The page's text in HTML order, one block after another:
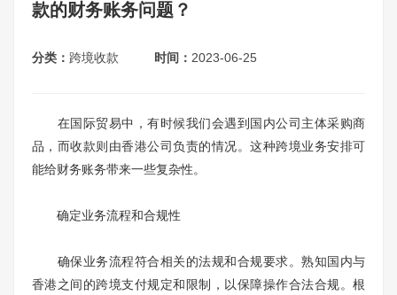
款的财务账务问题？
分类： 跨境收款 时间： 2023-06-25
在国际贸易中，有时候我们会遇到国内公司主体采购商
品，而收款则由香港公司负责的情况。这种跨境业务安排可
能给财务账务带来一些复杂性。
确定业务流程和合规性
确保业务流程符合相关的法规和合规要求。熟知国内与
香港之间的跨境支付规定和限制，以保障操作合法合规。根